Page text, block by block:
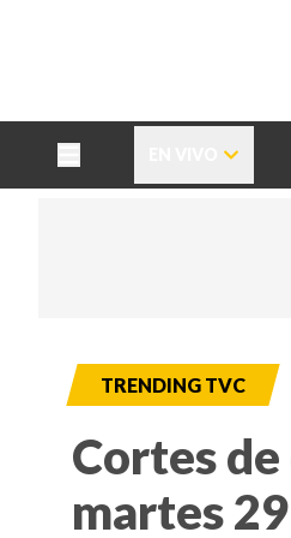
TRENDING TVC
Cortes
martes